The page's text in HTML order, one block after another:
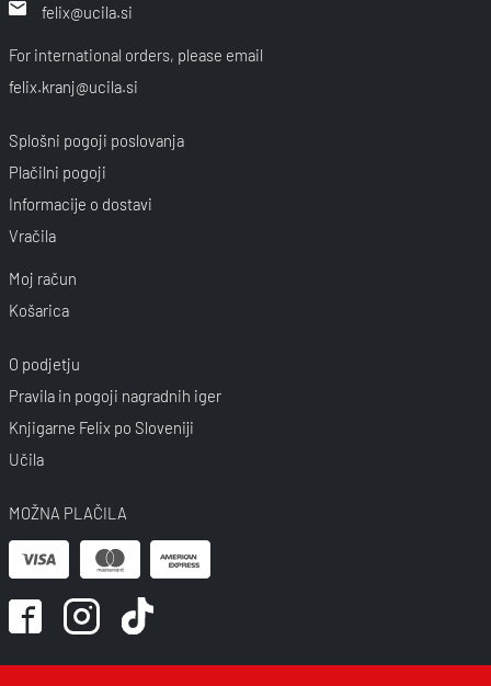
felix@ucila.si
For international orders, please email
felix.kranj@ucila.si
Splošni pogoji poslovanja
Plačilni pogoji
Informacije o dostavi
Vračila
Moj račun
Košarica
O podjetju
Pravila in pogoji nagradnih iger
Knjigarne Felix po Sloveniji
Učila
MOŽNA PLAČILA